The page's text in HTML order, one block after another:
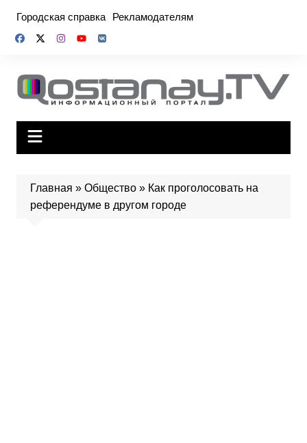
содержимому
Городская справка Рекламодателям
Главная » Общество» Как проголосовать на
референдуме в другом городе